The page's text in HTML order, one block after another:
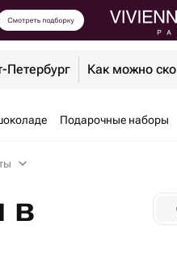
Петербург Как можно
Подарочные наборы
в